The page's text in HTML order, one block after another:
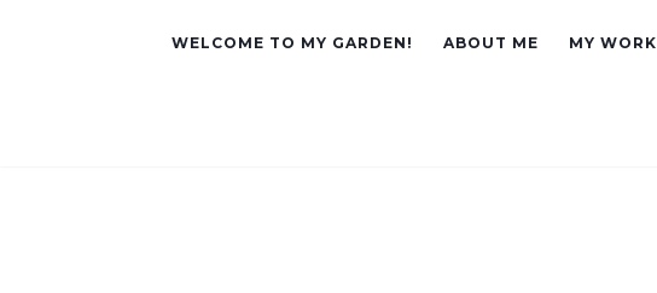
WELCOME TO MY GARDEN! ABOUT ME MY WORK